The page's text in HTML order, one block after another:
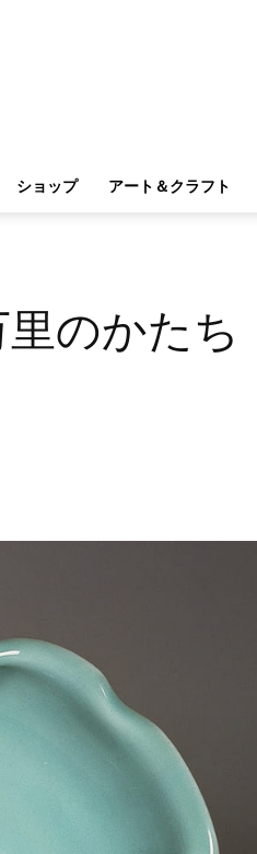
ショップ アート＆クラフト
里のかたち